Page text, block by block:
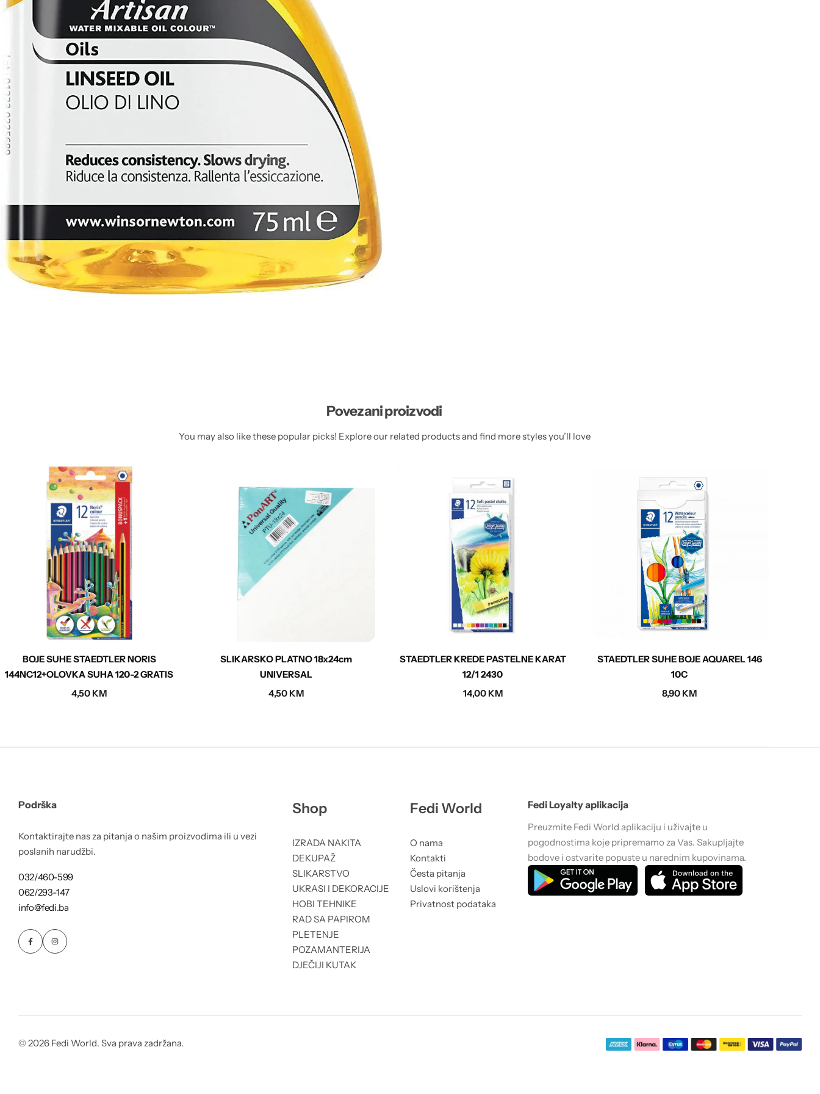
Povezani proizvodi
You may also like these popular picks! Explore our related products and find more styles you’ll love
BOJE SUHE STAEDTLER NORIS
144NC12+OLOVKA SUHA 120-2 GRATIS
4,50 KM
SLIKARSKO PLATNO 18x24cm
UNIVERSAL
4,50 KM
STAEDTLER KREDE PASTELNE KARAT
12/1 2430
14,00 KM
STAEDTLER SUHE BOJE AQUAREL 146
10C
8,90 KM
Podrška
Kontaktirajte nas za pitanja o našim proizvodima ili u vezi
poslanih narudžbi.
032/460-599
062/293-147
info@fedi.ba
Shop
IZRADA NAKITA
DEKUPAŽ
SLIKARSTVO
UKRASI I DEKORACIJE
HOBI TEHNIKE
RAD SA PAPIROM
PLETENJE
POZAMANTERIJA
DJEČIJI KUTAK
Fedi World
O nama
Kontakti
Česta pitanja
Uslovi korištenja
Privatnost podataka
Fedi Loyalty aplikacija
Preuzmite Fedi World aplikaciju i uživajte u
pogodnostima koje pripremamo za Vas. Sakupljajte
bodove i ostvarite popuste u narednim kupovinama.
© 2026 Fedi World. Sva prava zadržana.
Poludragi kamen
Biseri
Murano staklo